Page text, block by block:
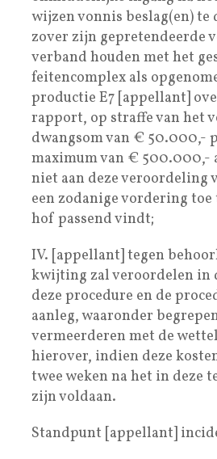
wijzen vonnis beslag(en) te
zover zijn gepretendeerde
verband houden met het
feitencomplex als
productie E7 [appellant]
rapport, op straffe van het
dwangsom van € 50.000,-
maximum van € 500.000,-
niet aan deze veroordeling
een zodanige vordering
hof passend vindt;
IV. [appellant] tegen
kwijting zal veroordelen in
deze procedure en de
aanleg, waaronder
vermeerderen met de
hierover, indien deze
twee weken na het in deze
zijn voldaan.
Standpunt [appellant]